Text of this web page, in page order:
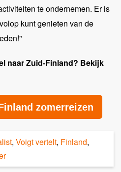
te ondernemen. Er is
kunt genieten van de
naar Zuid-Finland? Bekijk
zomerreizen
, Voigt vertelt, Finland,